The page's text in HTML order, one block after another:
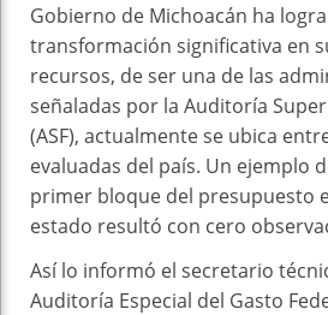
Gobierno de Michoacán ha
transformación significativa en
recursos, de ser una de las
señaladas por la Auditoría
(ASF), actualmente se ubica
evaluadas del país. Un ejemplo
primer bloque del presupuesto
estado resultó con cero
Así lo informó el secretario
Auditoría Especial del Gasto